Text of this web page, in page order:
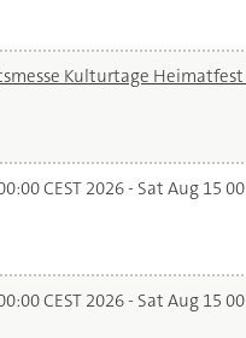
Kulturtage Heimatfest
CEST 2026 - Sat Aug 15
CEST 2026 - Sat Aug 15